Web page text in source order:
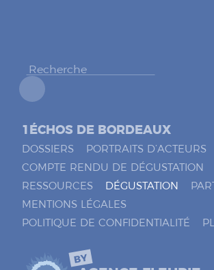
1ÉCHOS DE BORDEAUX
DOSSIERS PORTRAITS D’ACTEURS
COMPTE RENDU DE DÉGUSTATION
RESSOURCES
DÉGUSTATION
MENTIONS LÉGALES
POLITIQUE DE CONFIDENTIALITÉ
BY